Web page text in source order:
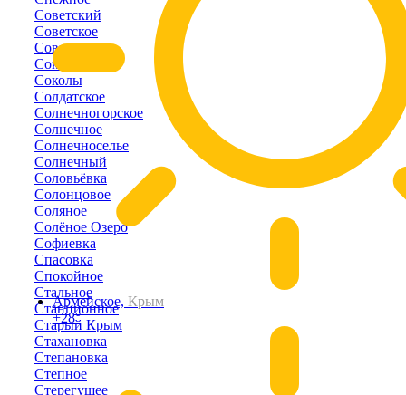
Армейское, Крым
+28°
Советский
Советское
Совхозное
Соколиное
Соколы
Солдатское
Солнечногорское
Солнечное
Солнечноселье
Солнечный
Соловьёвка
Солонцовое
Соляное
Солёное Озеро
Софиевка
Спасовка
Спокойное
Стальное
Станционное
Старый Крым
Стахановка
Степановка
Степное
Стерегущее